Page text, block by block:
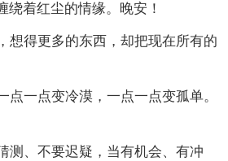
绕着红尘的情缘。晚安！
想得更多的东西，却把现在所有的
点一点变冷漠，一点一点变孤单。
测、不要迟疑，当有机会、有冲